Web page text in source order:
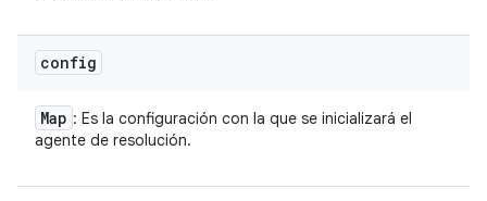
config
Map : Es la configuración con la que se inicializará el
agente de resolución.